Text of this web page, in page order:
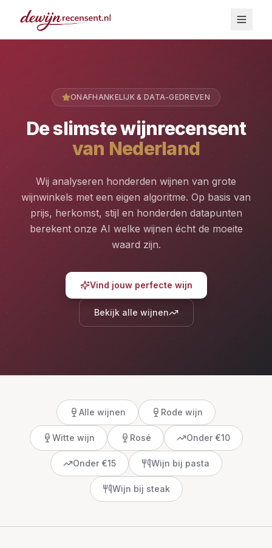
ONAFHANKELIJK & DATA-GEDREVEN
De slimste wijnrecensent
van Nederland
Wij analyseren honderden wijnen van grote
wijnwinkels met een eigen algoritme. Op basis van
prijs, herkomst, stijl en honderden datapunten
berekent onze AI welke wijnen écht de moeite
waard zijn.
Vind jouw perfecte wijn
Bekijk alle wijnen
Alle wijnen Rode wijn
Witte wijn Rosé Onder €10
Onder €15 Wijn bij pasta
Wijn bij steak